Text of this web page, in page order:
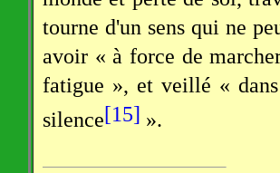
tourne d'un sens qui ne
avoir « à force de
fatigue », et veillé «
silence[15] ».